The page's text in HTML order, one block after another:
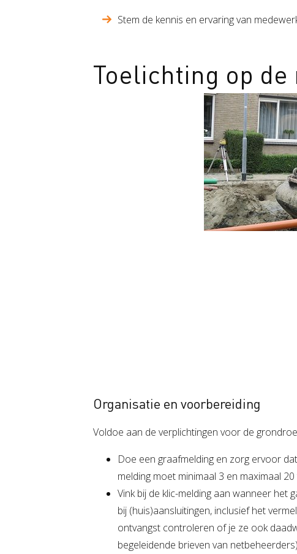
Stem de kennis en ervaring van
Toelichting op
Organisatie en voorbereiding
Voldoe aan de verplichtingen voor de
Doe een graafmelding en zorg ervoor
melding moet minimaal 3 en maximaal
Vink bij de klic-melding aan wanneer het
bij (huis)aansluitingen, inclusief het
ontvangst controleren of je ze ook
begeleidende brieven van